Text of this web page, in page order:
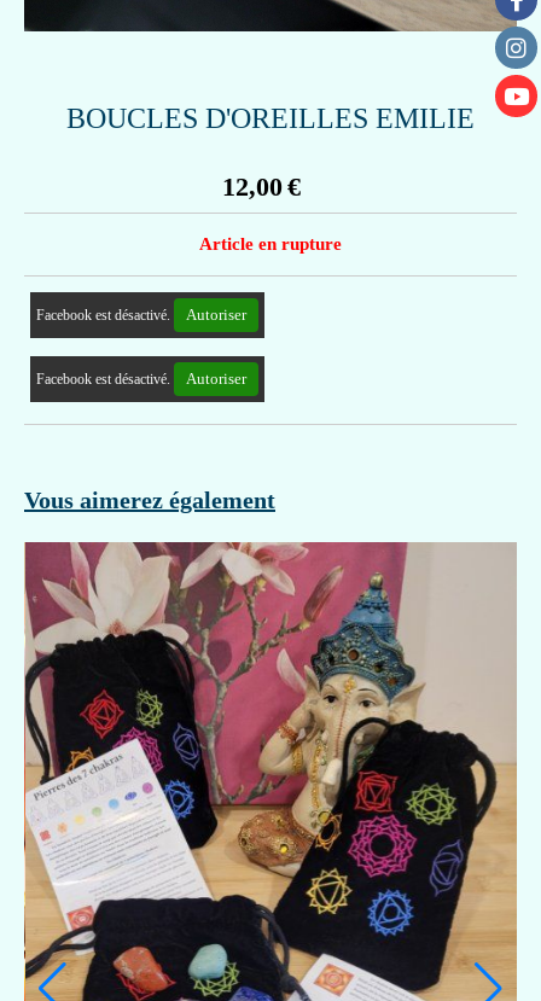
BOUCLES D'OREILLES EMILIE
12,00€
Article en rupture
Facebook est désactivé. Autoriser
Facebook est désactivé. Autoriser
Vous aimerez également
COQUILLAGE JAUNE 3EME